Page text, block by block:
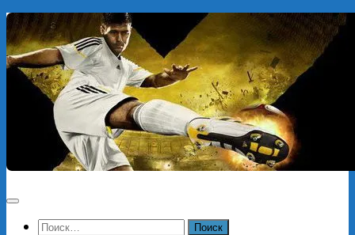
Перейти
к
содержимому
Найти: